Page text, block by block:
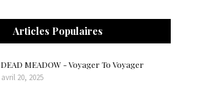
Articles Populaires
DEAD MEADOW - Voyager To Voyager
avril 20, 2025